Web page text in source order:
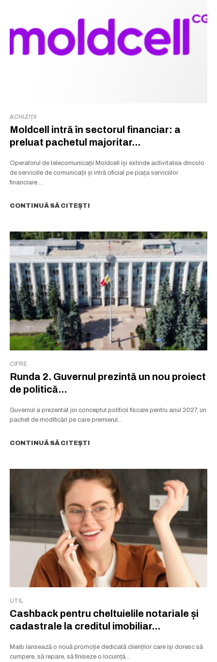
a ideilor care inspiră.
Abonează-te la newsletterul The List și citește știrile altfel.
ACHIZIȚII
Moldcell intră în sectorul financiar: a
preluat pachetul majoritar...
Operatorul de telecomunicații Moldcell își extinde activitatea dincolo
de serviciile de comunicații și intră oficial pe piața serviciilor
financiare....
CONTINUĂ SĂ CITEȘTI
CIFRE
Runda 2. Guvernul prezintă un nou proiect
de politică...
Guvernul a prezentat joi conceptul politicii fiscale pentru anul 2027, un
pachet de modificări pe care premierul...
CONTINUĂ SĂ CITEȘTI
UTIL
Cashback pentru cheltuielile notariale și
cadastrale la creditul imobiliar...
Maib lansează o nouă promoție dedicată clienților care își doresc să
cumpere, să repare, să finiseze o locuință...